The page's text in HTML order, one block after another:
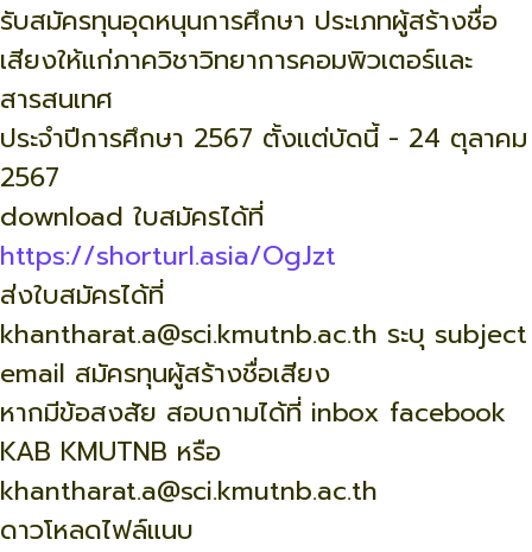
รับสมัครทุนอุดหนุนการศึกษา ประเภทผู้สร้างชื่อ
เสียงให้แก่ภาควิชาวิทยาการคอมพิวเตอร์และ
สารสนเทศ
ประจำปีการศึกษา 2567 ตั้งแต่บัดนี้ - 24 ตุลาคม
2567
download ใบสมัครได้ที่
https://shorturl.asia/OgJzt
ส่งใบสมัครได้ที่
khantharat.a@sci.kmutnb.ac.th ระบุ subject
email สมัครทุนผู้สร้างชื่อเสียง
หากมีข้อสงสัย สอบถามได้ที่ inbox facebook
KAB KMUTNB หรือ
khantharat.a@sci.kmutnb.ac.th
ดาวโหลดไฟล์แนบ